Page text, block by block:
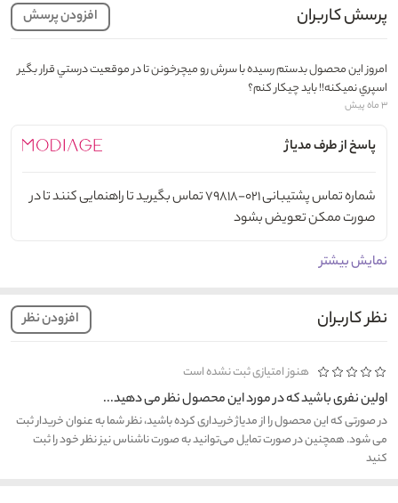
پرسش کاربران افزودن پرسش
امروز اين محصول بدستم رسيده با سرش رو ميچرخونن تا در موقعيت درستي قرار بگير
اسپري نميكنه!! بايد چيكار كنم؟
۳ ماه پیش
پاسخ از طرف مدیاژ
شماره تماس پشتیبانی ۰۲۱-۷۹۸۱۸ تماس بگیرید تا راهنمایی کنند تا در
صورت ممکن تعویض بشود
نمایش بیشتر
نظر کاربران افزودن نظر
هنوز امتیازی ثبت نشده است
اولین نفری باشید که در مورد این محصول نظر می دهید...
در صورتی که این محصول را از مدیاژ خریداری کرده باشید، نظر شما به عنوان خریدار ثبت
می شود. همچنین در صورت تمایل می‌توانید به صورت ناشناس نیز نظر خود را ثبت
کنید